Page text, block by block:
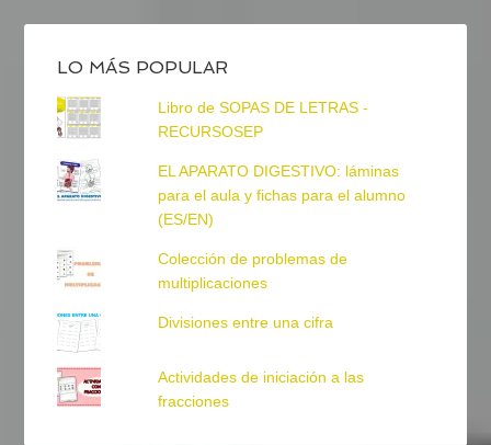
LO MÁS POPULAR
Libro de SOPAS DE LETRAS -
RECURSOSEP
EL APARATO DIGESTIVO: láminas
para el aula y fichas para el alumno
(ES/EN)
Colección de problemas de
multiplicaciones
Divisiones entre una cifra
Actividades de iniciación a las
fracciones